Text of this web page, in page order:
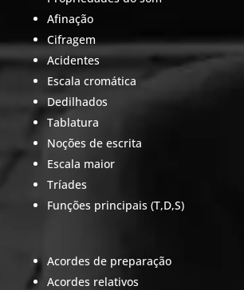
Afinação
Cifragem
Acidentes
Escala cromática
Dedilhados
Tablatura
Noções de escrita
Escala maior
Tríades
Funções principais (T,D,S)
Acordes de preparação
Acordes relativos